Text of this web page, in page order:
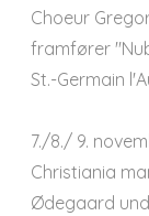
Choeur
framfører
St.-Germain
7./8./ 9.
Christiania
Ødegaard